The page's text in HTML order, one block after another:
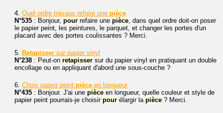
4. Quel ordre travaux refaire une pièce
N°535 : Bonjour, pour refaire une pièce, dans quel ordre doit-on poser
le papier peint, les peintures, le parquet, et changer les portes d'un
placard avec des portes coulissantes ? Merci.
5. Retapisser sur papier vinyl
N°238 : Peut-on retapisser sur du papier vinyl en pratiquant un double
encollage ou en appliquant d'abord une sous-couche ?
6. Choix papier peint pièce en longueur
N°435 : Bonjour. J'ai une pièce en longueur, quelle couleur et style de
papier peint pourrais-je choisir pour élargir la pièce ? Merci.